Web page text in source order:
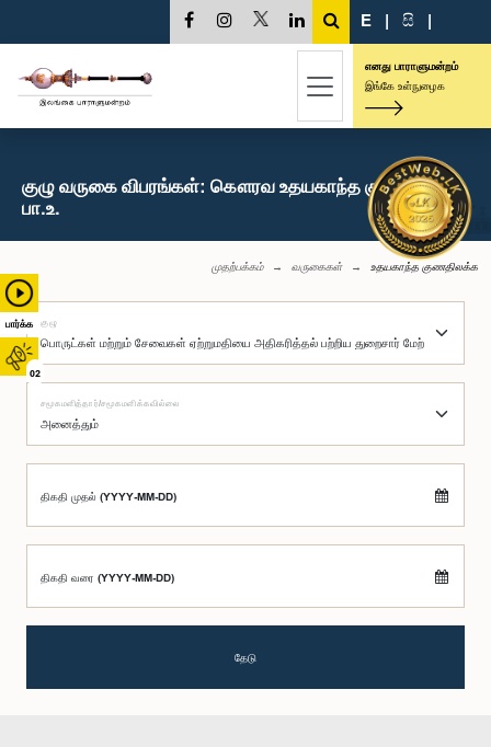
பார்க்க
02
E | සි |
எனது பாராளுமன்றம்
இங்கே உள்நுழைக
குழு வருகை விபரங்கள்: கௌரவ உதயகாந்த குணதிலக்க,
பா.உ.
முதற்பக்கம் வருகைகள் உதயகாந்த குணதிலக்க
குழு
சமூகமளித்தார்/சமூகமளிக்கவில்லை
திகதி முதல் (YYYY-MM-DD)
திகதி வரை (YYYY-MM-DD)
தேடு